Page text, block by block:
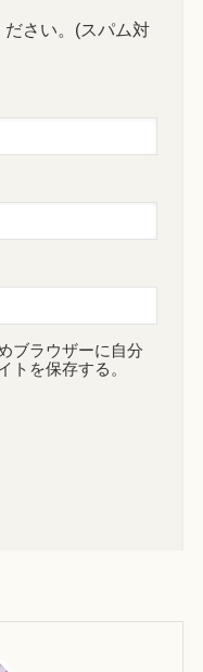
さい。(スパム対
ブラウザーに自分
トを保存する。